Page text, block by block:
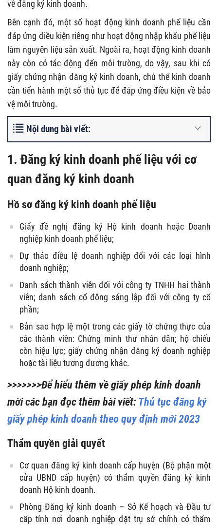
về đăng ký kinh doanh.
Bên cạnh đó, một số hoạt động kinh doanh phế liệu cần
đáp ứng điều kiện riêng như hoạt động nhập khẩu phế liệu
làm nguyên liệu sản xuất. Ngoài ra, hoạt động kinh doanh
này còn có tác động đến môi trường, do vậy, sau khi có
giấy chứng nhận đăng ký kinh doanh, chủ thể kinh doanh
cần tiến hành một số thủ tục để đáp ứng điều kiện về bảo
vệ môi trường.
Nội dung bài viết:
1. Đăng ký kinh doanh phế liệu với cơ
quan đăng ký kinh doanh
Hồ sơ đăng ký kinh doanh phế liệu
Giấy đề nghị đăng ký Hộ kinh doanh hoặc Doanh
nghiệp kinh doanh phế liệu;
Dự thảo điều lệ doanh nghiệp đối với các loại hình
doanh nghiệp;
Danh sách thành viên đối với công ty TNHH hai thành
viên; danh sách cổ đông sáng lập đối với công ty cổ
phần;
Bản sao hợp lệ một trong các giấy tờ chứng thực của
các thành viên: Chứng minh thư nhân dân; hộ chiếu
còn hiệu lực; giấy chứng nhận đăng ký doanh nghiệp
hoặc tài liệu tương đương khác.
>>>>>>>Để hiểu thêm vềgiấy phép kinh doanh
mời các bạn đọc thêm bài viết:Thủ tục đăng ký
giấy phép kinh doanh theo quy định mới 2023
Thẩm quyền giải quyết
Cơ quan đăng ký kinh doanh cấp huyện (Bộ phận một
cửa UBND cấp huyện) có thẩm quyền đăng ký kinh
doanh Hộ kinh doanh.
Phòng Đăng ký kinh doanh – Sở Kế hoạch và Đầu tư
cấp tỉnh nơi doanh nghiệp đặt trụ sở chính có thẩm